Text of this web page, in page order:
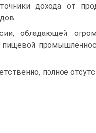
дохода от
обладающей
пищевой
полное